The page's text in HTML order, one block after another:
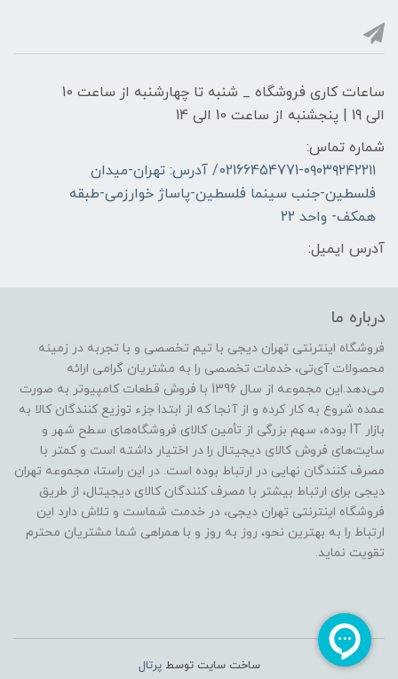
ساعات کاری فروشگاه _ شنبه تا چهارشنبه از ساعت 10
الی 19 | پنجشنبه از ساعت 10 الی 14
شماره تماس:
02166454771-۰۹۰۳۹۲۴۲۲۱۱/ آدرس: تهران-میدان
فلسطین-جنب سینما فلسطین-پاساژ خوارزمی-طبقه
همکف- واحد 22
آدرس ایمیل:
درباره ما
فروشگاه اینترنتی تهران دیجی با تیم تخصصی و با تجربه در زمینه
محصولات آی‌تی، خدمات تخصصی را به مشتریان گرامی ارائه
می‌دهد.این مجموعه از سال 1396 با فروش قطعات کامپیوتر به صورت
عمده شروع به کار کرده و از آنجا که از ابتدا جزء توزیع کنندگان کالا به
بازار IT بوده، سهم بزرگی از تأمین کالای فروشگاه‌های سطح شهر و
سایت‌های فروش کالای دیجیتال را در اختیار داشته است و کمتر با
مصرف کنندگان نهایی در ارتباط بوده است. در این راستا، مجموعه تهران
دیجی برای ارتباط بیشتر با مصرف کنندگان کالای دیجیتال، از طریق
فروشگاه اینترنتی تهران دیجی، در خدمت شماست و تلاش دارد این
ارتباط را به بهترین نحو، روز به روز و با همراهی شما مشتریان محترم
تقویت نماید.
ساخت سایت توسطپرتال